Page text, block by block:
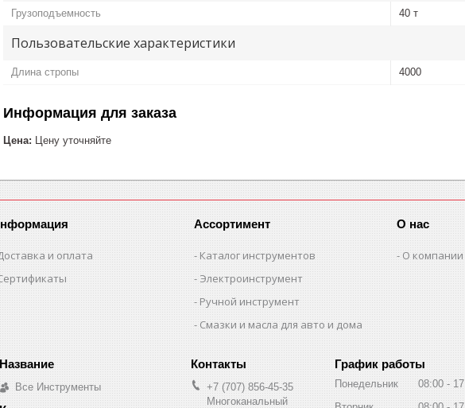
Грузоподъемность 40 т
Пользовательские характеристики
Длина стропы 4000
Информация для заказа
Цена: Цену уточняйте
и оплата
Ассортимент
Каталог инструментов
Электроинструмент
Ручной инструмент
Смазки и масла для авто и дома
О нас
О компании
Все Инструменты
+7 (707) 856-45-35
Многоканальный
График работы
Понедельник 08:00